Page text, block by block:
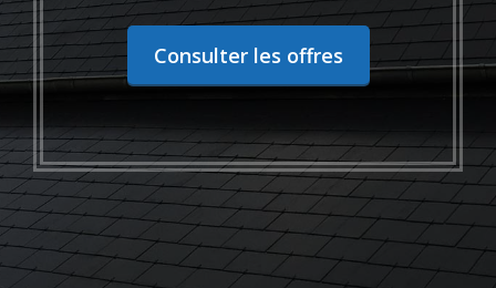
Consulter les offres